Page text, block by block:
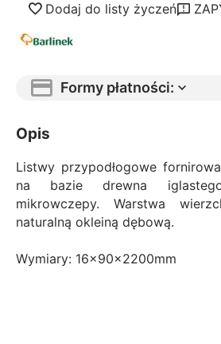
Dodaj do listy życzeń
Formy płatności:
Opis
Listwy przypodłogowe
na bazie drewna
mikrowczepy. Warstwa
naturalną okleiną dębową.
Wymiary: 16x90x2200mm